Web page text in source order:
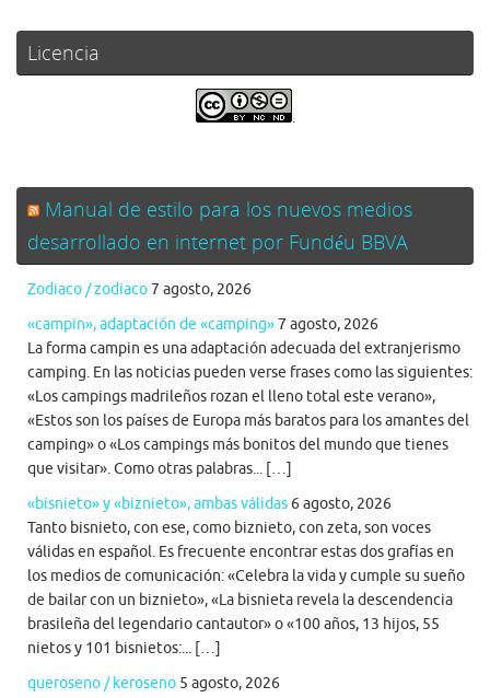
Licencia
.
Manual de estilo para los nuevos medios
desarrollado en internet por Fundéu BBVA
Zodiaco / zodiaco7 agosto, 2026
«campin», adaptación de «camping»7 agosto, 2026
La forma campin es una adaptación adecuada del extranjerismo
camping. En las noticias pueden verse frases como las siguientes:
«Los campings madrileños rozan el lleno total este verano»,
«Estos son los países de Europa más baratos para los amantes del
camping» o «Los campings más bonitos del mundo que tienes
que visitar». Como otras palabras... […]
«bisnieto» y «biznieto», ambas válidas 6 agosto, 2026
Tanto bisnieto, con ese, como biznieto, con zeta, son voces
válidas en español. Es frecuente encontrar estas dos grafías en
los medios de comunicación: «Celebra la vida y cumple su sueño
de bailar con un biznieto», «La bisnieta revela la descendencia
brasileña del legendario cantautor» o «100 años, 13 hijos, 55
nietos y 101 bisnietos:... […]
queroseno / keroseno 5 agosto, 2026